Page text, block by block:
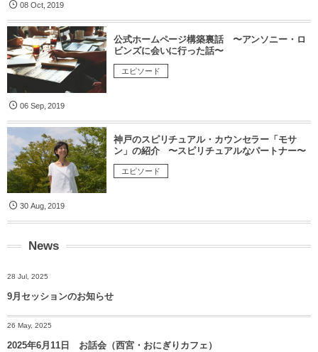
08 Oct,2019
公式ホームページ構築裏話 〜アンソニー・ロ
ビンズに会いに行った話〜
エピソード
06 Sep,2019
神戸のスピリチュアル・カウンセラー「モサ
ン」の紹介 〜スピリチュアルなパートナー〜
エピソード
30 Aug,2019
News
28 Jul, 2025
9月セッションのお知らせ
26 May, 2025
2025年6月11日 お話会（西宮・おにぎりカフェ）